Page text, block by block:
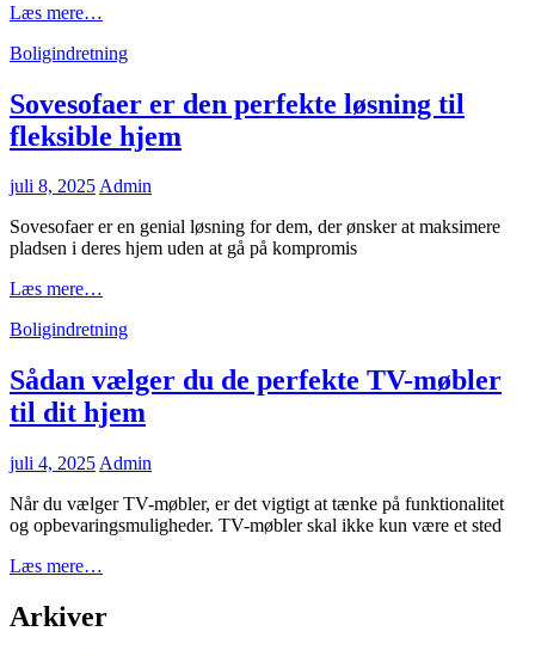
Læs mere…
sikker
og
kondomer
Cat
Boligindretning
Sovesofaer er den perfekte løsning til
fleksible hjem
Posted
juli 8, 2025Admin
Sovesofaer er en genial løsning for dem, der ønsker at maksimere
pladsen i deres hjem uden at gå på kompromis
Læs mere…
den
løsning
til
fleksible
Cat
Boligindretning
Sådan vælger du de perfekte TV-møbler
til dit hjem
Posted
juli 4, 2025 Admin
Når du vælger TV-møbler, er det vigtigt at tænke på funktionalitet
og opbevaringsmuligheder. TV-møbler skal ikke kun være et sted
Læs mere…
de
Arkiver